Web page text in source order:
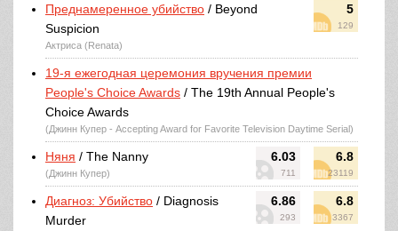
5
129
Преднамеренное убийство / Beyond
Suspicion
Актриса (Renata)
19-я ежегодная церемония вручения премии
People's Choice Awards / The 19th Annual People's
Choice Awards
(Джинн Купер - Accepting Award for Favorite Television Daytime Serial)
6.03
711
6.8
23119
Няня / The Nanny
(Джинн Купер)
6.86
293
6.8
3367
Диагноз: Убийство / Diagnosis
Murder